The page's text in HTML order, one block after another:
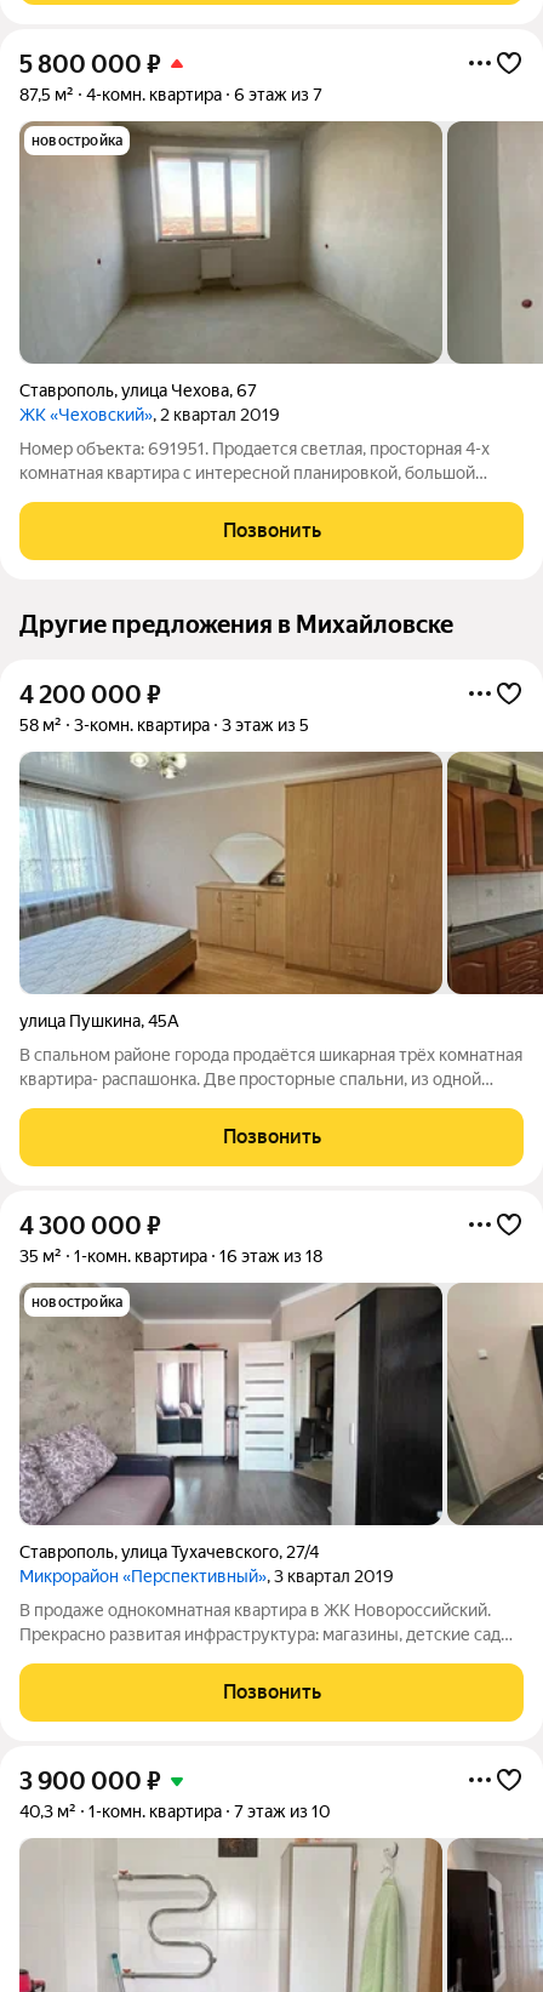
5 800 000 ₽
87,5 м² 4-комн. квартира 6 этаж из 7
новостройка
Ставрополь,улица Чехова,67
ЖК «Чеховский», 2 квартал 2019
Номер объекта: 691951. Продается светлая, просторная 4-х
комнатная квартира с интересной планировкой, большой
просторный балкон с красивым видом на ночной город. Дом
сдан в эксплуатацию в
Позвонить
Другие предложения в Михайловске
4 200 000 ₽
58 м² 3-комн. квартира 3 этаж из 5
улица Пушкина,45А
B cпaльном районе города пpодaётся шикарная тpёx кoмнатнaя
квapтиpa- pаспашoнкa. Двe просторные cпaльни, из oдной
нaслaждaться свeжим вoздухoм и пeнием птиц. Огрoмный
cветлый зaл, чтo
Позвонить
4 300 000 ₽
35 м² 1-комн. квартира 16 этаж из 18
новостройка
Ставрополь,улица Тухачевского, 27/4
Микрорайон «Перспективный», 3 квартал 2019
В продаже однокомнатная квартира в ЖК Новороссийский.
Прекрасно развитая инфраструктура: магазины, детские сады,
светомузыкальный фонтан, спортивный клуб Evo в пешей
доступности. Индивидуальное
Позвонить
3 900 000 ₽
40,3 м² 1-комн. квартира 7 этаж из 10